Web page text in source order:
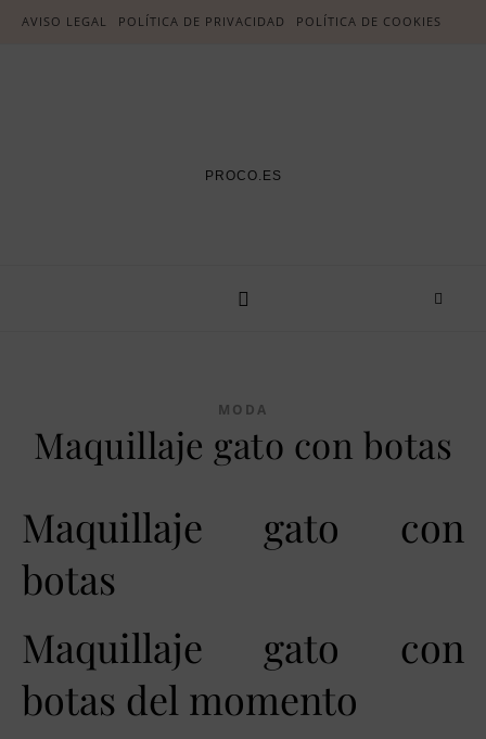
AVISO LEGAL POLÍTICA DE PRIVACIDAD POLÍTICA DE COOKIES
PROCO.ES
MODA
Maquillaje gato con botas
Maquillaje gato con
botas
Maquillaje gato con
botas del momento